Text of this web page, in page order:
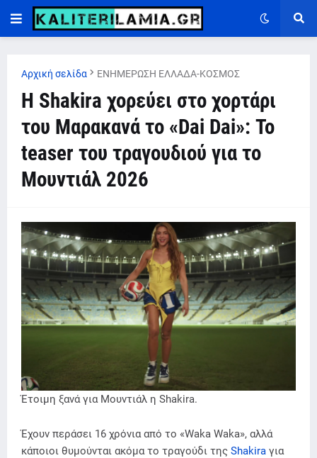
Αρχική σελίδα ΕΝΗΜΕΡΩΣΗ ΕΛΛΑΔΑ-ΚΟΣΜΟΣ
Η Shakira χορεύει στο χορτάρι
του Μαρακανά το «Dai Dai»: Το
teaser του τραγουδιού για το
Μουντιάλ 2026
Έτοιμη ξανά για Μουντιάλ η Shakira.
Έχουν περάσει 16 χρόνια από το «Waka Waka», αλλά
κάποιοι θυμούνται ακόμα το τραγούδι της Shakira για